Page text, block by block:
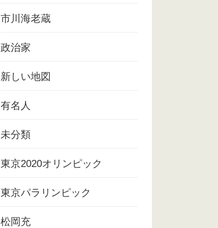
市川海老蔵
政治家
新しい地図
有名人
未分類
東京2020オリンピック
東京パラリンピック
松岡充